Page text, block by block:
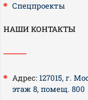
Спецпроекты
НАШИ КОНТАКТЫ
Адрес: 127015, г.
этаж 8, помещ. 800